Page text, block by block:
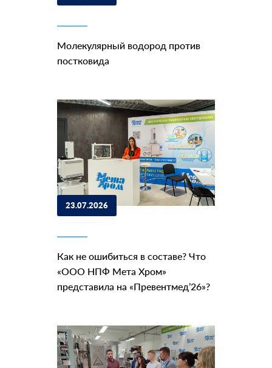
Молекулярный водород против
постковида
23.07.2026
Как не ошибиться в составе? Что
«ООО НПФ Мета Хром»
представила на «Превентмед’26»?